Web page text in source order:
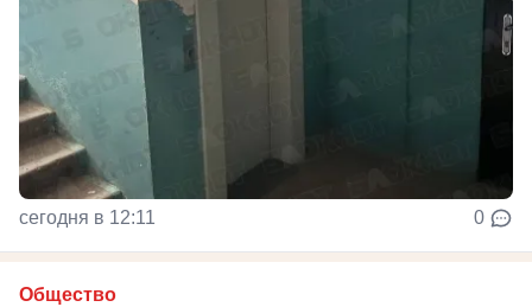
сегодня в 12:11 0
Общество